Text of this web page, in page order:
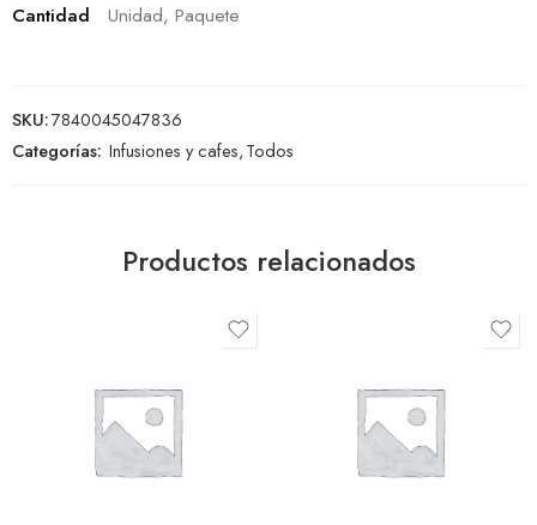
Cantidad
Unidad, Paquete
SKU:7840045047836
Categorías: Infusiones y cafes,Todos
Productos relacionados